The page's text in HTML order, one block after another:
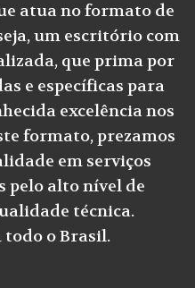
atua no formato de
um escritório com
que prima por
e específicas para
excelência nos
formato, prezamos
em serviços
pelo alto nível de
técnica.
todo o Brasil.